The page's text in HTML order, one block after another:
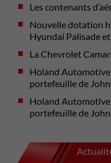
Les contenants
Nouvelle dotation
Hyundai Palisade
La Chevrolet
Holand
portefeuille de
Holand
portefeuille de